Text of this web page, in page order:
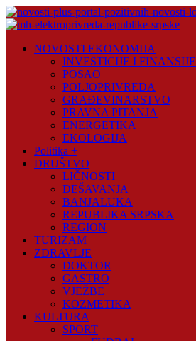
Skip
to
Plus
NOVOSTI EKONOMIJA
INVESTICIJE I FINANSIJE
POSAO
POLJOPRIVREDA
GRAĐEVINARSTVO
PRAVNA PITANJA
ENERGETIKA
EKOLOGIJA
Politika +
DRUŠTVO
LIČNOSTI
DEŠAVANJA
BANJALUKA
REPUBLIKA SRPSKA
REGION
TURIZAM
ZDRAVLJE
DOKTOR
GASTRO
VJEŽBE
KOZMETIKA
KULTURA
SPORT